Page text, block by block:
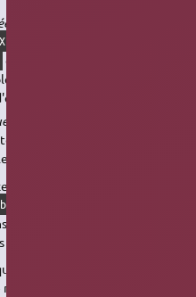
et
sur un
les autres). Il en existe
sont en pénurie.
:
entre autre pour
objets connectés).
assigne automatiquement
qui se connecte au